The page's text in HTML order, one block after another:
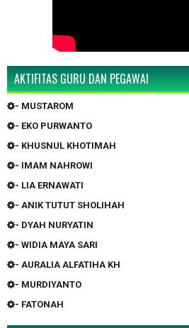
AKTIFITAS GURU DAN PEGAWAI
- MUSTAROM
- EKO PURWANTO
- KHUSNUL KHOTIMAH
- IMAM NAHROWI
- LIA ERNAWATI
- ANIK TUTUT SHOLIHAH
- DYAH NURYATIN
- WIDIA MAYA SARI
- AURALIA ALFATIHA KH
- MURDIYANTO
- FATONAH